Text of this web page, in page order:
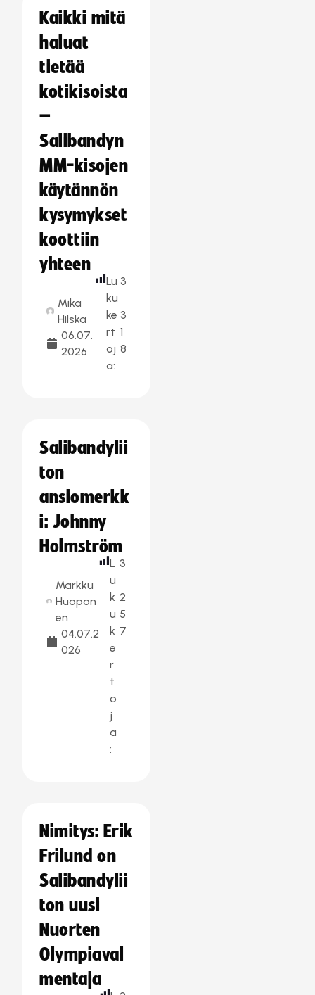
Kaikki mitä
haluat
tietää
kotikisoista
–
Salibandyn
MM-kisojen
käytännön
kysymykset
koottiin
yhteen
Mika
Hilska
06.07.
2026
Lu
ku
ke
rt
oj
a:
3
3
1
8
Salibandylii
ton
ansiomerkk
i: Johnny
Holmström
Markku
Huopon
en
04.07.2
026
L
u
k
u
k
e
r
t
o
j
a
:
3
2
5
7
Nimitys: Erik
Frilund on
Salibandylii
ton uusi
Nuorten
Olympiaval
mentaja